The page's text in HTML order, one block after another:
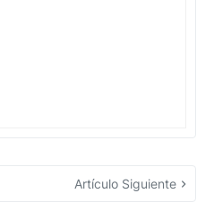
Artículo Siguiente